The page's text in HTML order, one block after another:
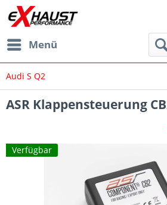
Menü
Audi S Q2
ASR Klappensteuerung
Verfügbar